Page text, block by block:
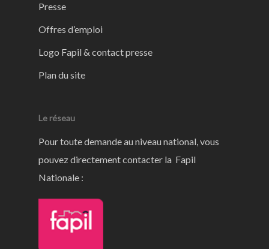
Presse
Offres d’emploi
Logo Fapil & contact presse
Plan du site
Le réseau
Pour toute demande au niveau national, vous
pouvez directement contacter la Fapil
Nationale :